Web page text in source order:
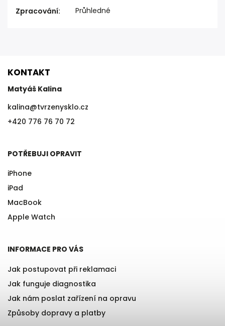
Zpracování: Průhledné
KONTAKT
Matyáš Kalina
kalina@tvrzenysklo.cz
+420 776 76 70 72
POTŘEBUJI OPRAVIT
iPhone
iPad
MacBook
Apple Watch
INFORMACE PRO VÁS
Jak postupovat při reklamaci
Jak funguje diagnostika
Jak nám poslat zařízení na opravu
Způsoby dopravy a platby